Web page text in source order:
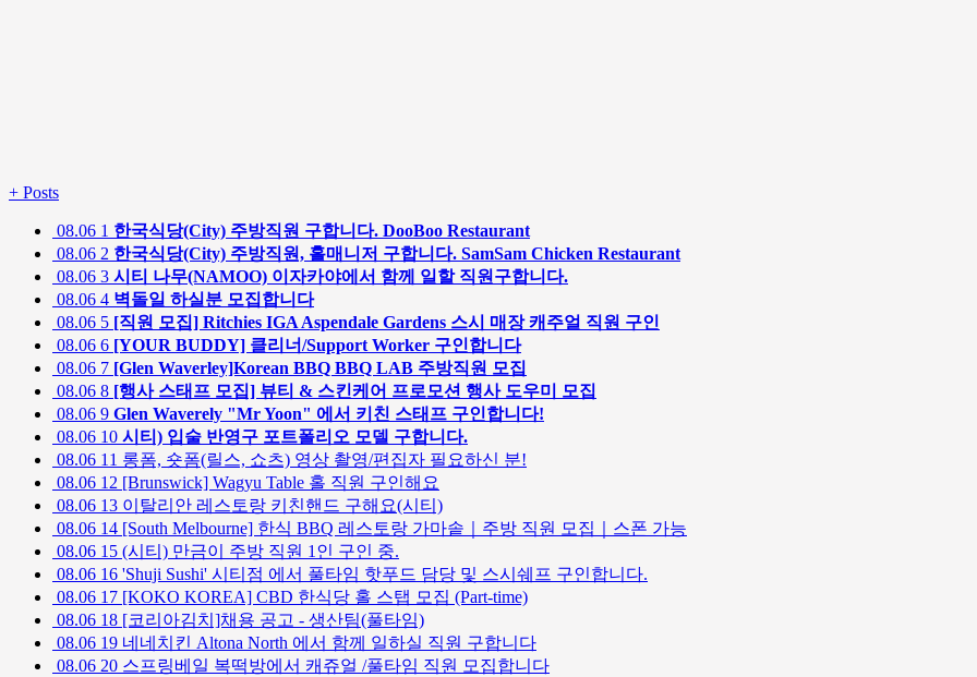
+ Posts
08.06 1 한국식당(City) 주방직원 구합니다. DooBoo Restaurant
08.06 2 한국식당(City) 주방직원, 홀매니저 구합니다. SamSam Chicken Restaurant
08.06 3 시티 나무(NAMOO) 이자카야에서 함께 일할 직원구합니다.
08.06 4 벽돌일 하실분 모집합니다
08.06 5 [직원 모집] Ritchies IGA Aspendale Gardens 스시 매장 캐주얼 직원 구인
08.06 6 [YOUR BUDDY] 클리너/Support Worker 구인합니다
08.06 7 [Glen Waverley]Korean BBQ BBQ LAB 주방직원 모집
08.06 8 [행사 스태프 모집] 뷰티 & 스킨케어 프로모션 행사 도우미 모집
08.06 9 Glen Waverely "Mr Yoon" 에서 키친 스태프 구인합니다!
08.06 10 시티) 입술 반영구 포트폴리오 모델 구합니다.
08.06 11 롱폼, 숏폼(릴스, 쇼츠) 영상 촬영/편집자 필요하신 분!
08.06 12 [Brunswick] Wagyu Table 홀 직원 구인해요
08.06 13 이탈리안 레스토랑 키친핸드 구해요(시티)
08.06 14 [South Melbourne] 한식 BBQ 레스토랑 가마솥｜주방 직원 모집｜스폰 가능
08.06 15 (시티) 만금이 주방 직원 1인 구인 중.
08.06 16 'Shuji Sushi' 시티점 에서 풀타임 핫푸드 담당 및 스시쉐프 구인합니다.
08.06 17 [KOKO KOREA] CBD 한식당 홀 스탭 모집 (Part-time)
08.06 18 [코리아김치]채용 공고 - 생산팀(풀타임)
08.06 19 네네치킨 Altona North 에서 함께 일하실 직원 구합니다
08.06 20 스프링베일 복떡방에서 캐쥬얼 /풀타임 직원 모집합니다